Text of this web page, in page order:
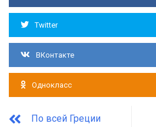
Twitter
ВКонтакте
Однокласс
По всей Греции